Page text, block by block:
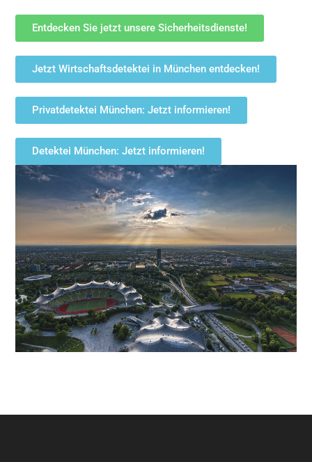
Entdecken Sie jetzt unsere Sicherheitsdienste!
Jetzt Wirtschaftsdetektei in München entdecken!
Privatdetektei München: Jetzt informieren!
Detektei München: Jetzt informieren!